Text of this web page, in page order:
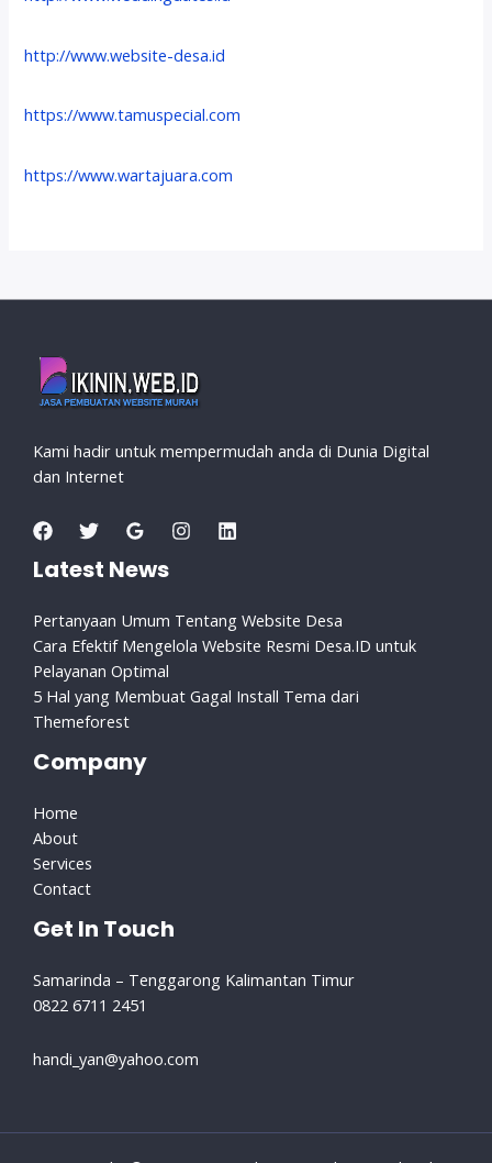
http://www.website-desa.id
https://www.tamuspecial.com
https://www.wartajuara.com
Kami hadir untuk mempermudah anda di Dunia Digital
dan Internet
Latest News
Pertanyaan Umum Tentang Website Desa
Cara Efektif Mengelola Website Resmi Desa.ID untuk
Pelayanan Optimal
5 Hal yang Membuat Gagal Install Tema dari
Themeforest
Company
Home
About
Services
Contact
Get In Touch
Samarinda – Tenggarong Kalimantan Timur
0822 6711 2451
handi_yan@yahoo.com